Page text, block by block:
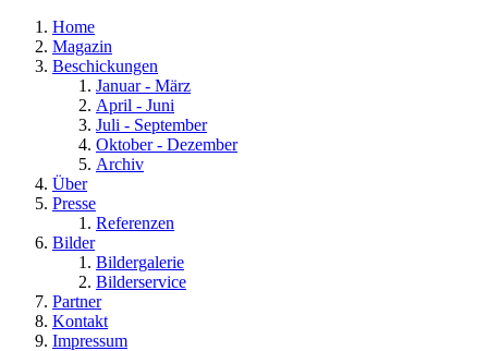
Home
Magazin
Beschickungen
Januar - März
April - Juni
Juli - September
Oktober - Dezember
Archiv
Über
Presse
Referenzen
Bilder
Bildergalerie
Bilderservice
Partner
Kontakt
Impressum